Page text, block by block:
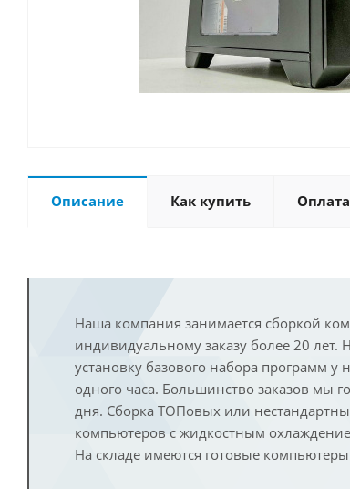
Описание Как купить Оплата
Наша компания занимается сборкой
индивидуальному заказу более 20 лет.
установку базового набора программ у
одного часа. Большинство заказов мы
дня. Сборка ТОПовых или
компьютеров с жидкостным
На складе имеются готовые